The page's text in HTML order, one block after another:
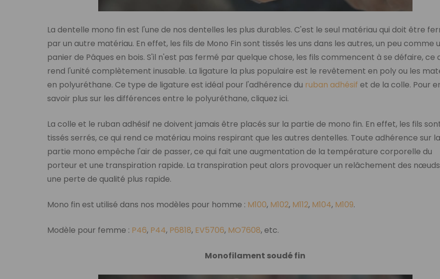
La dentelle mono fin est l'une de nos dentelles les plus durables. C'est le seul matériau qui doit être
par un autre matériau. En effet, les fils de Mono Fin sont tissés les uns dans les autres, un peu comme
panier de Pâques en bois. S'il n'est pas fermé par quelque chose, les fils commencent à se défaire, ce
rend l'unité complètement inusable. La ligature la plus populaire est le revêtement en poly ou les
en polyuréthane. Ce type de ligature est idéal pour l'adhérence du ruban adhésif et de la colle. Pour
savoir plus sur les différences entre le polyuréthane, cliquez ici.
La colle et le ruban adhésif ne doivent jamais être placés sur la partie de mono fin. En effet, les fils
tissés serrés, ce qui rend ce matériau moins respirant que les autres dentelles. Toute adhérence sur la
partie mono empêche l'air de passer, ce qui fait une augmentation de la température corporelle du
porteur et une transpiration rapide. La transpiration peut alors provoquer un relâchement des
une perte de qualité plus rapide.
Mono fin est utilisé dans nos modèles pour homme : M100, M102, M112, M104, M109.
Modèle pour femme : P46, P44, P6818, EV5706, MO7608, etc.
Monofilament soudé fin